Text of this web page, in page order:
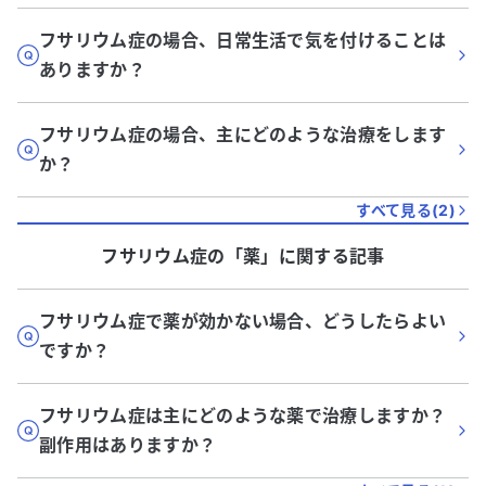
フサリウム症の場合、日常生活で気を付けることは
ありますか？
フサリウム症の場合、主にどのような治療をします
か？
すべて見る(2)
フサリウム症の「薬」に関する記事
フサリウム症で薬が効かない場合、どうしたらよい
ですか？
フサリウム症は主にどのような薬で治療しますか？
副作用はありますか？